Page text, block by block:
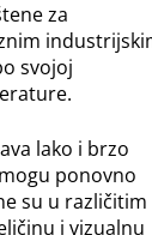
za
svojoj
lako i brzo
ponovno
su u različitim
i vizualnu